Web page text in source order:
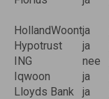
HollandWoontja
Hypotrust
ja
ING
nee
Iqwoon
ja
Lloyds Bank
ja